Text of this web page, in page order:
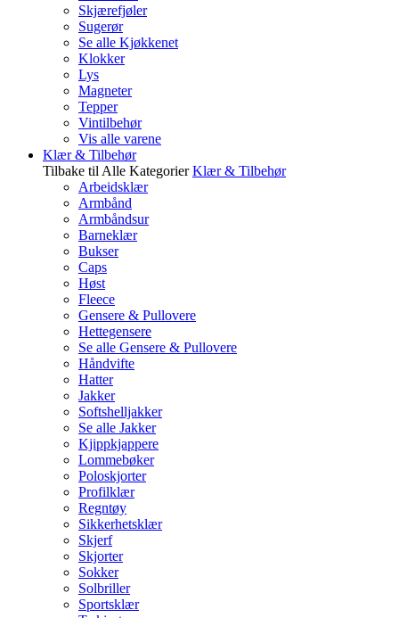
Skjærefjøler
Sugerør
Se alle Kjøkkenet
Klokker
Lys
Magneter
Tepper
Vintilbehør
Vis alle varene
Klær & Tilbehør
Tilbake til Alle Kategorier Klær & Tilbehør
Arbeidsklær
Armbånd
Armbåndsur
Barneklær
Bukser
Caps
Høst
Fleece
Gensere & Pullovere
Hettegensere
Se alle Gensere & Pullovere
Håndvifte
Hatter
Jakker
Softshelljakker
Se alle Jakker
Kjippkjappere
Lommebøker
Poloskjorter
Profilklær
Regntøy
Sikkerhetsklær
Skjerf
Skjorter
Sokker
Solbriller
Sportsklær